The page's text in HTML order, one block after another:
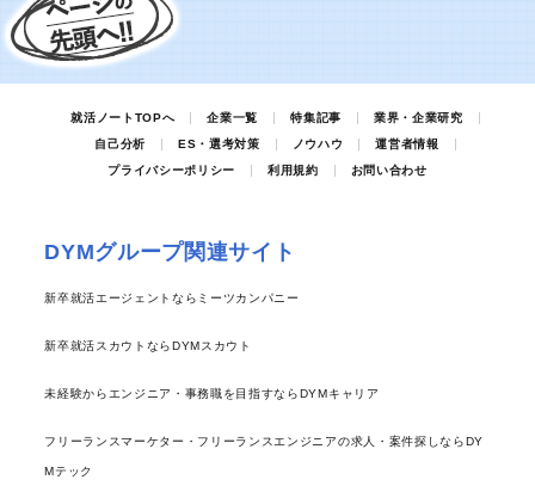
就活ノートTOPへ 企業一覧 特集記事
業界・企業研究
自己分析
ES・選考対策 ノウハウ
運営者情報
プライバシーポリシー
利用規約 お問い合わせ
DYMグループ関連サイト
新卒就活エージェントならミーツカンパニー
新卒就活スカウトならDYMスカウト
未経験からエンジニア・事務職を目指すならDYMキャリア
フリーランスマーケター・フリーランスエンジニアの求人・案件探しならDY
Mテック